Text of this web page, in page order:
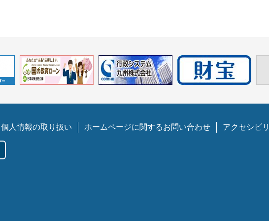
個人情報の取り扱い ホームページに関するお問い合わせ アクセシビ